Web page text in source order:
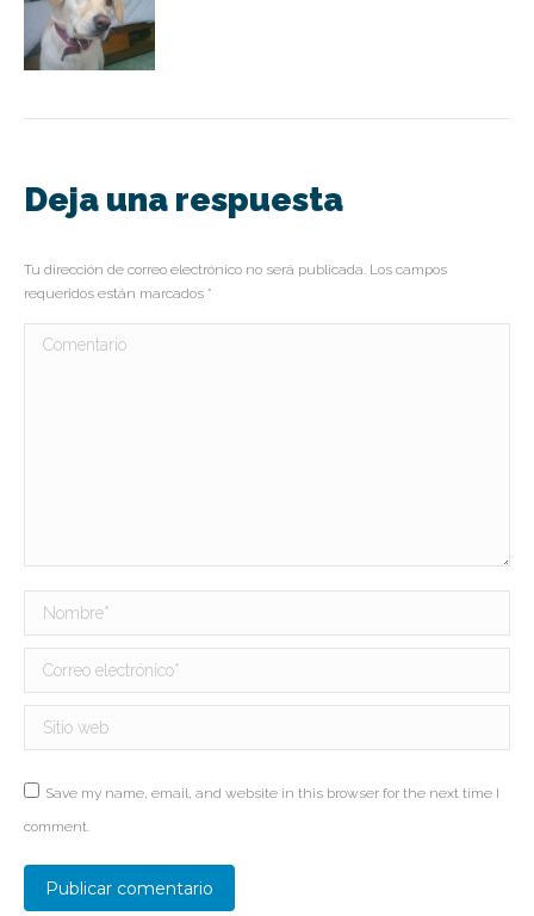
Deja una respuesta
Tu dirección de correo electrónico no será publicada. Los campos
requeridos están marcados *
Comentario
Nombre *
Correo electrónico *
Sitio web
Save my name, email, and website in this browser for the next time I
comment.
Publicar comentario